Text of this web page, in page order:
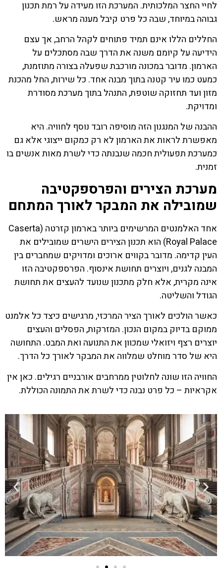
לחיי החצר המלכותית. המערכת הזו מעידה על רמת תכנון
גבוהה במיוחד, שבה כל פרט קיבל מענה מראש.
החללים הללו אינם תמיד פתוחים לקהל הרחב, אך עצם
הידיעה על קיומם משנה את הדרך שבה מסתכלים על
הארמון. מדובר במכונה מורכבת שפעלה בצורה מתוזמנת,
כמעט כמו עיר קטנה בתוך מבנה אחד. כל שירות, החל מהכנת
מזון ועד תחזוקה שוטפת, התנהל בתוך מערכת מסודרת
ומדויקת.
ההבנה של המנגנון הזה מוסיפה רובד נוסף לחוויה. היא
מאפשרת לראות את הארמון לא רק כמקום ייצוגי אלא גם
כמערכת תפעולית חכמה שנבנתה כדי לשרת מאות אנשים בו
זמנית.
מערכת הצירים והפרספקטיבה
שמובילה את המבקר לאורך המתחם
אחד האלמנטים המרשימים ביותר בארמון קזרטה (Caserta
Royal Palace) הוא תכנון הצירים הישרים שמובילים את
העין קדימה. מדובר בקווים ארוכים ומדויקים שמחברים בין
המבנה לגנים, ויוצרים תחושת אינסוף. הפרספקטיבה הזו
אינה מקרית, אלא חלק מתכנון שנועד להעצים את תחושת
הגודל והשליטה.
כאשר הולכים לאורך הציר המרכזי, מרגישים כיצד כל אלמנט
ממוקם בדיוק במקום הנכון. המזרקות, הפסלים והעצים
יוצרים רצף ויזואלי שמכוון את התנועה ואת המבט. התחושה
היא של סדר מוחלט שמלווה את המבקר לאורך כל הדרך.
החוויה הזו שונה לחלוטין ממרחבים אורבניים רגילים. כאן אין
אקראיות – כל פרט נבנה כדי לשרת את התמונה הכוללת.